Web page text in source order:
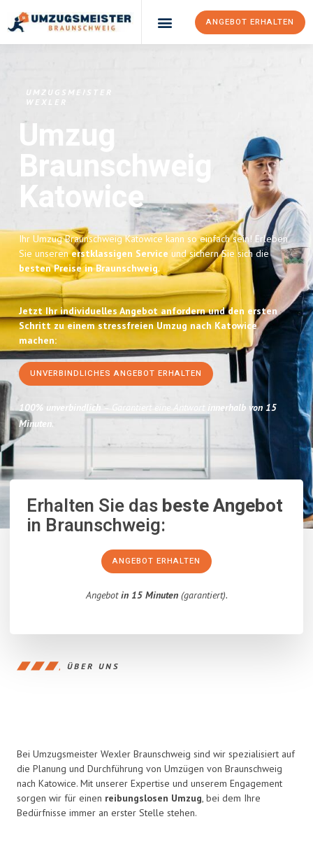
ANGEBOT ERHALTEN
UMZUGSMEISTER
WEXLER
Umzug
Braunschweig
Katowice
Ihr Umzug Braunschweig Katowice kann so einfach sein! Erleben
Sie unserenerstklassigen Service und sichern Sie sich die
besten Preise in Braunschweig.
Jetzt Ihr individuelles Angebot anfordern und den ersten
Schritt zu einem stressfreien Umzug nach Katowice
machen:
UNVERBINDLICHES ANGEBOT ERHALTEN
100% unverbindlich – Garantiert eine Antwort
innerhalb von 15
Minuten.
Erhalten Sie dasbeste Angebot
in Braunschweig:
ANGEBOT ERHALTEN
Angebotin 15 Minuten(garantiert).
ÜBER UNS
Bei Umzugsmeister Wexler Braunschweig sind wir spezialisiert auf
die Planung und Durchführung von Umzügen von Braunschweig
nach Katowice. Mit unserer Expertise und unserem Engagement
sorgen wir für einen reibungslosen Umzug, bei dem Ihre
Bedürfnisse immer an erster Stelle stehen.